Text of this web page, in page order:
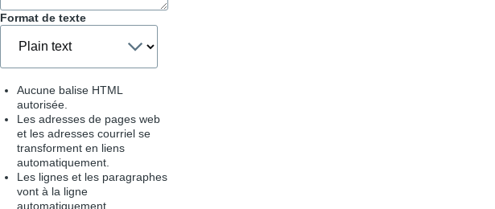
Format de texte
Aucune balise HTML
autorisée.
Les adresses de pages web
et les adresses courriel se
transforment en liens
automatiquement.
Les lignes et les paragraphes
vont à la ligne
automatiquement.